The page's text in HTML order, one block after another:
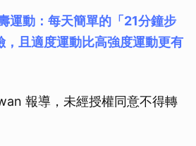
運動：每天簡單的「21分鐘步
，且適度運動比高強度運動更有
報導，未經授權同意不得轉